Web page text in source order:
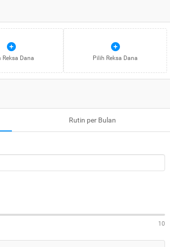
Reksa Dana Pilih Reksa Dana
Rutin per Bulan
10